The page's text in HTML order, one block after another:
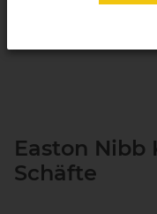
Easton Nibb
Schäfte